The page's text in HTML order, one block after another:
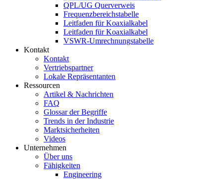
QPL/UG Querverweis
Frequenzbereichstabelle
Leitfaden für Koaxialkabel
Leitfaden für Koaxialkabel
VSWR-Umrechnungstabelle
Kontakt
Kontakt
Vertriebspartner
Lokale Repräsentanten
Ressourcen
Artikel & Nachrichten
FAQ
Glossar der Begriffe
Trends in der Industrie
Marktsicherheiten
Videos
Unternehmen
Über uns
Fähigkeiten
Engineering